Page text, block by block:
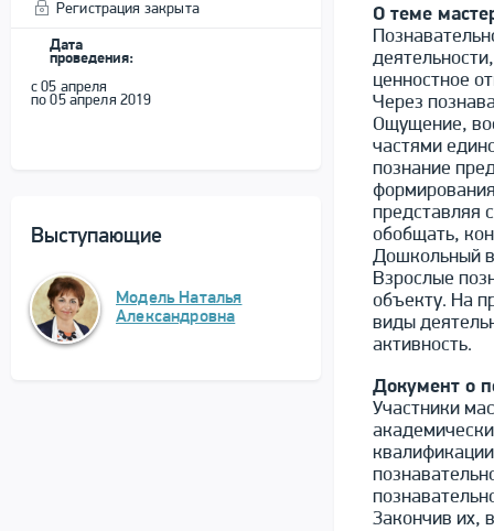
Регистрация закрыта
Дата
проведения:
с 05 апреля
по 05 апреля 2019
Выступающие
Модель Наталья
Александровна
О теме
ценностное
Через
Ощущение,
частями
познание
представляя
обобщать,
Дошкольный
Взрослые
объекту. На
виды
активность.
Документ о
Участники
Закончив их,